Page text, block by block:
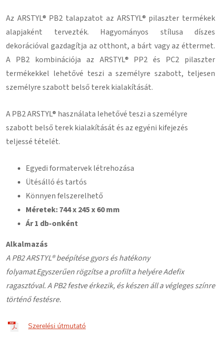
Az ARSTYL® PB2 talapzatot az ARSTYL® pilaszter termékek
alapjaként tervezték. Hagyományos stílusa díszes
dekorációval gazdagítja az otthont, a bárt vagy az éttermet.
A PB2 kombinációja az ARSTYL® PP2 és PC2 pilaszter
termékekkel lehetővé teszi a személyre szabott, teljesen
személyre szabott belső terek kialakítását.
A PB2 ARSTYL® használata lehetővé teszi a személyre
szabott belső terek kialakítását és az egyéni kifejezés
teljessé tételét.
Egyedi formatervek létrehozása
Ütésálló és tartós
Könnyen felszerelhető
Méretek: 744 x 245 x 60 mm
Ár 1 db-onként
Alkalmazás
A PB2 ARSTYL® beépítése gyors és hatékony
folyamat.Egyszerűen rögzítse a profilt a helyére Adefix
ragasztóval. A PB2 festve érkezik, és készen áll a végleges színre
történő festésre.
Szerelési útmutató